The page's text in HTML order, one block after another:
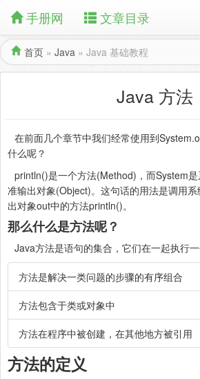
手册网 文章目录
首页 » Java » Java 基础教程
Java 方法
在前面几个章节中我们经常使用到
什么呢？
println()是一个方法(Method)，而System
准输出对象(Object)。这句话的用法是调用
出对象out中的方法println()。
那么什么是方法呢？
Java方法是语句的集合，它们在一起执行一
方法是解决一类问题的步骤的有序组合
方法包含于类或对象中
方法在程序中被创建，在其他地方被引用
方法的定义